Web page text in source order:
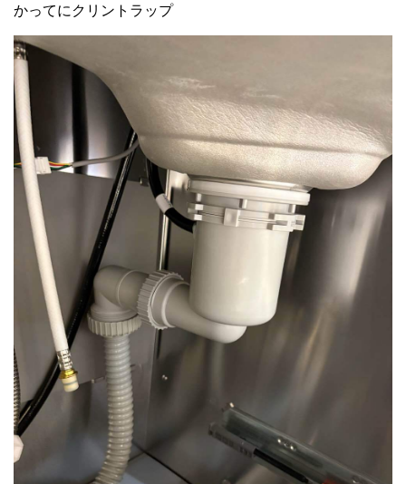
かってにクリントラップ